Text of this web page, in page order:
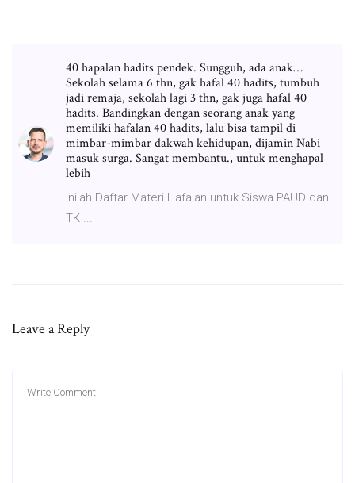
40 hapalan hadits pendek. Sungguh, ada anak…
Sekolah selama 6 thn, gak hafal 40 hadits, tumbuh
jadi remaja, sekolah lagi 3 thn, gak juga hafal 40
hadits. Bandingkan dengan seorang anak yang
memiliki hafalan 40 hadits, lalu bisa tampil di
mimbar-mimbar dakwah kehidupan, dijamin Nabi
masuk surga. Sangat membantu., untuk menghapal
lebih
Inilah Daftar Materi Hafalan untuk Siswa PAUD dan
TK ...
Leave a Reply